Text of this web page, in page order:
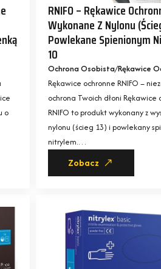
o
RNIFO – Rękawice
Wykonane Z Nylonu
Powlekane Spienionym
10
Ochrona Osobista Rękawice
Rękawice ochronne RNIFO –
ochrona Twoich dłoni Rękawice
RNIFO to produkt wykonany z
nylonu (ścieg 13) i powlekany
nitrylem.…
Zobacz